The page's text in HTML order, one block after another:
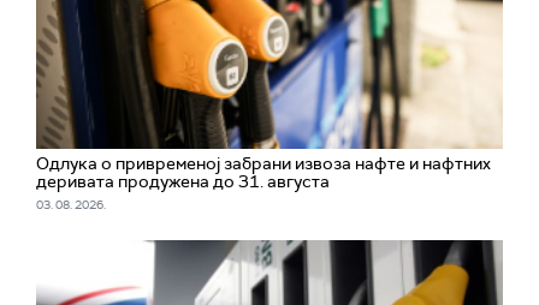
Одлука о привременој забрани извоза нафте и нафтних
деривата продужена до 31. августа
03. 08. 2026.